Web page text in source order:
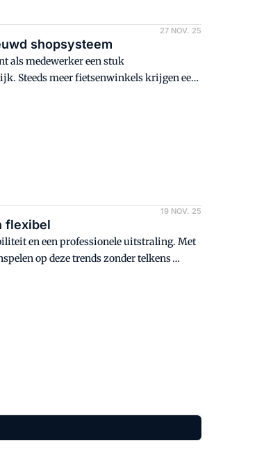
27 NOV. 25
shopsysteem
als medewerker een stuk
Steeds meer fietsenwinkels krijgen een
19 NOV. 25
flexibel
en een professionele uitstraling. Met
op deze trends zonder telkens